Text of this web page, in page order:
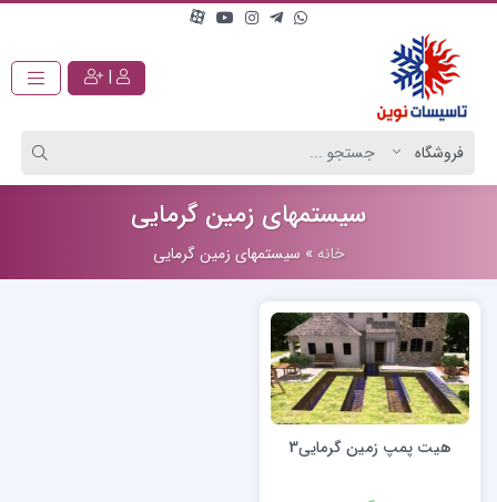
|
سیستمهای زمین گرمایی
خانه » سیستمهای زمین گرمایی
هیت پمپ زمین گرمایی3